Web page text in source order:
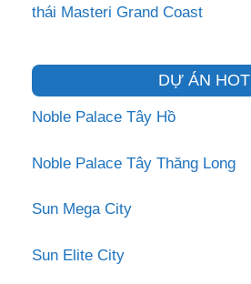
thái Masteri Grand Coast
DỰ ÁN HOT
Noble Palace Tây Hồ
Noble Palace Tây Thăng Long
Sun Mega City
Sun Elite City